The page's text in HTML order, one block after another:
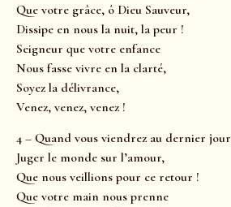
Que votre grâce, ô Dieu Sauveur,
Dissipe en nous la nuit, la peur !
Seigneur que votre enfance
Nous fasse vivre en la clarté,
Soyez la délivrance,
Venez, venez, venez !
4 – Quand vous viendrez au dernier jour
Juger le monde sur l’amour,
Que nous veillions pour ce retour !
Que votre main nous prenne